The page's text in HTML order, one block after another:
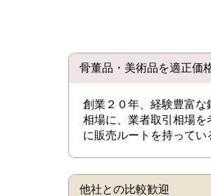
骨董品・美術品を適正価
創業２０年、経験豊富
相場に、業者取引相場
に販売ルートを持ってい
他社との比較歓迎